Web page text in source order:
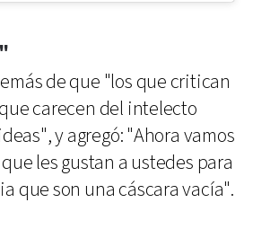
de que "los que critican
carecen del intelecto
y agregó: "Ahora vamos
les gustan a ustedes para
que son una cáscara vacía".